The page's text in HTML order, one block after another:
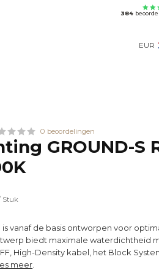
384
EUR
0 beoordelingen
GROUND-S
Stuk
is vanaf de basis ontworpen voor
biedt maximale waterdichtheid
High-Density kabel, het Block
meer